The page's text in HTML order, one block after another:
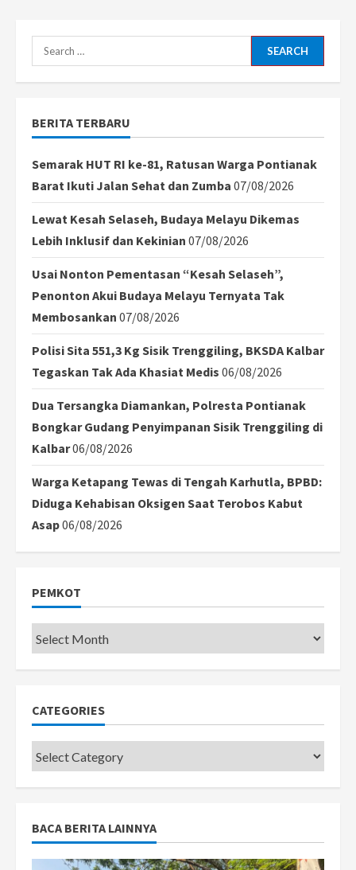
Search
for:
BERITA TERBARU
Semarak HUT RI ke-81, Ratusan Warga Pontianak
Barat Ikuti Jalan Sehat dan Zumba 07/08/2026
Lewat Kesah Selaseh, Budaya Melayu Dikemas
Lebih Inklusif dan Kekinian 07/08/2026
Usai Nonton Pementasan “Kesah Selaseh”,
Penonton Akui Budaya Melayu Ternyata Tak
Membosankan 07/08/2026
Polisi Sita 551,3 Kg Sisik Trenggiling, BKSDA Kalbar
Tegaskan Tak Ada Khasiat Medis 06/08/2026
Dua Tersangka Diamankan, Polresta Pontianak
Bongkar Gudang Penyimpanan Sisik Trenggiling di
Kalbar06/08/2026
Warga Ketapang Tewas di Tengah Karhutla, BPBD:
Diduga Kehabisan Oksigen Saat Terobos Kabut
Asap06/08/2026
PEMKOT
Pemkot
CATEGORIES
Categories
BACA BERITA LAINNYA